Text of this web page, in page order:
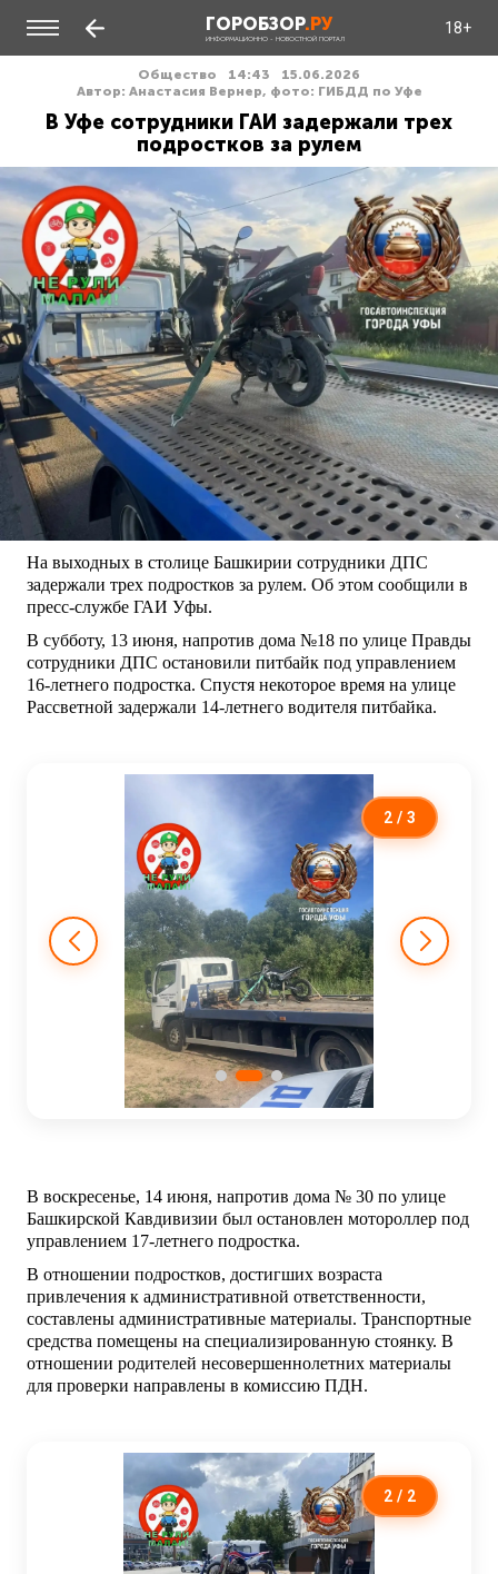
ГОРОБЗОР.РУ
ИНФОРМАЦИОННО - НОВОСТНОЙ ПОРТАЛ
18+
Общество 14:43
15.06.2026
Автор: Анастасия Вернер, фото: ГИБДД по Уфе
В Уфе сотрудники ГАИ задержали трех
подростков за рулем
На выходных в столице Башкирии сотрудники ДПС
задержали трех подростков за рулем. Об этом сообщили в
пресс-службе ГАИ Уфы.
В субботу, 13 июня, напротив дома №18 по улице Правды
сотрудники ДПС остановили питбайк под управлением
16-летнего подростка. Спустя некоторое время на улице
Рассветной задержали 14-летнего водителя питбайка.
2 / 3
В воскресенье, 14 июня, напротив дома № 30 по улице
Башкирской Кавдивизии был остановлен мотороллер под
управлением 17-летнего подростка.
В отношении подростков, достигших возраста
привлечения к административной ответственности,
составлены административные материалы. Транспортные
средства помещены на специализированную стоянку. В
отношении родителей несовершеннолетних материалы
для проверки направлены в комиссию ПДН.
2 / 2